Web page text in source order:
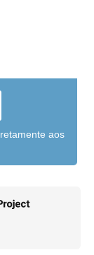
aos